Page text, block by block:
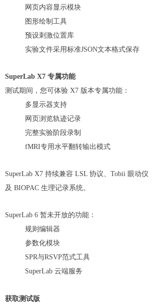
网页内容显示模块
图形绘制工具
预设刺激位置库
实验文件采用标准JSON文本格式保存
SuperLab X7 专属功能
测试期间，您可体验 X7 版本专属功能：
多显示器支持
网页浏览轨迹记录
完整实验阶段录制
fMRI专用水平翻转输出模式
SuperLab X7 持续兼容 LSL 协议、Tobii 眼动仪
及 BIOPAC 生理记录系统。
SuperLab 6 暂未开放的功能：
规则编辑器
参数化模块
SPR与RSVP范式工具
SuperLab 云端服务
获取测试版